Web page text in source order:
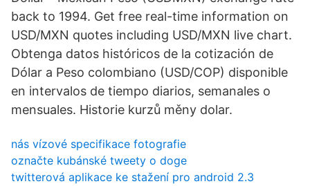
back to 1994. Get free real-time information on
USD/MXN quotes including USD/MXN live chart.
Obtenga datos históricos de la cotización de
Dólar a Peso colombiano (USD/COP) disponible
en intervalos de tiempo diarios, semanales o
mensuales. Historie kurzů měny dolar.
nás vízové ​​specifikace fotografie
označte kubánské tweety o doge
twitterová aplikace ke stažení pro android 2.3